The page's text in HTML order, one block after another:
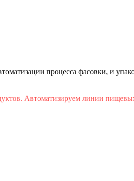
процесса фасовки, и
Автоматизируем линии